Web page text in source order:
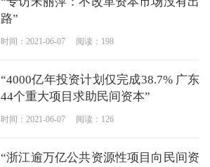
路”
时间：2021-06-07 阅读：198
“4000亿年投资计划仅完成38.7% 广东
44个重大项目求助民间资本”
时间：2021-06-07 阅读：126
“浙江逾万亿公共资源性项目向民间资